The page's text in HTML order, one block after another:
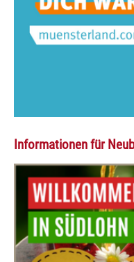
Informationen für